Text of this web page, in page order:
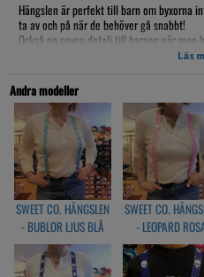
Hängslen är perfekt till barn om byxorna
ta av och på när de behöver gå snabbt!
Också en snygg detalj till barnen när
Dessa hänslen fungerar på både barn och
Artikelnr: HHÄ118015
Läs
Andra modeller
SWEET CO. HÄNGSLEN
- BUBLOR LJUS BLÅ
SWEET CO.
- LEOPARD